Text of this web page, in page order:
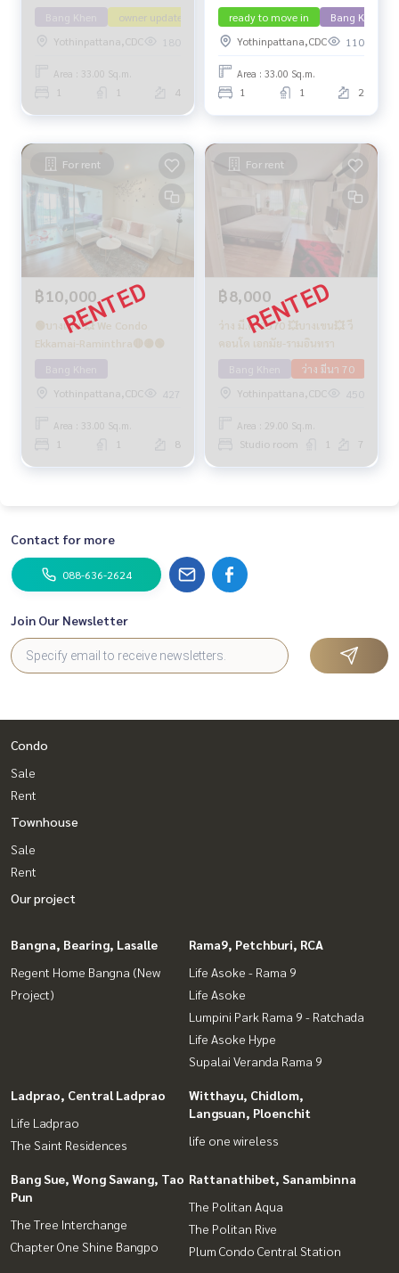
owner update
Yothinpattana,CDC
180
Area : 33.00 Sq.m.
1 1 4
ready to move in
Bang Khen
Yothinpattana,CDC
110
Area : 33.00 Sq.m.
1 1 2
For rent
฿10,000
🟢บางเขน 💥 We Condo
Ekkamai-Raminthra🔴🟡🟢
Yothinpattana,CDC
427
Area : 33.00 Sq.m.
1 1 8
For rent
฿8,000
ว่าง มี.ค. 2570 💥บางเขน💥 วี
คอนโด เอกมัย-รามอินทรา
ว่าง มีนา 70
Yothinpattana,CDC
450
Area : 29.00 Sq.m.
Studio room 1 7
Contact for more
088-636-2624
Join Our Newsletter
Condo
Sale
Rent
Townhouse
Sale
Rent
Our project
Bangna, Bearing, Lasalle
Regent Home Bangna (New
Project)
Rama9, Petchburi, RCA
Life Asoke - Rama 9
Life Asoke
Lumpini Park Rama 9 - Ratchada
Life Asoke Hype
Supalai Veranda Rama 9
Ladprao, Central Ladprao
Life Ladprao
The Saint Residences
Witthayu, Chidlom,
Langsuan, Ploenchit
life one wireless
Bang Sue, Wong Sawang, Tao
Pun
The Tree Interchange
Chapter One Shine Bangpo
Rattanathibet, Sanambinna
The Politan Aqua
The Politan Rive
Plum Condo Central Station